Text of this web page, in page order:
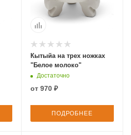
Кытыйа на трех ножках
"Белое молоко"
Достаточно
от 970 ₽
ПОДРОБНЕЕ